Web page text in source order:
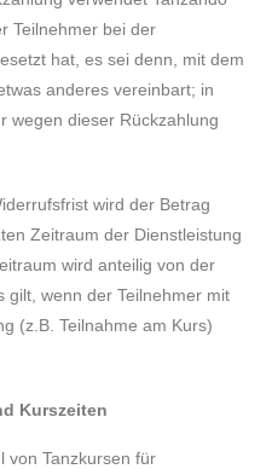
Teilnehmer bei der
hat, es sei denn, mit dem
anderes vereinbart; in
wegen dieser Rückzahlung
wird der Betrag
Zeitraum der Dienstleistung
wird anteilig von der
gilt, wenn der Teilnehmer mit
(z.B. Teilnahme am Kurs)
Kurszeiten
von Tanzkursen für